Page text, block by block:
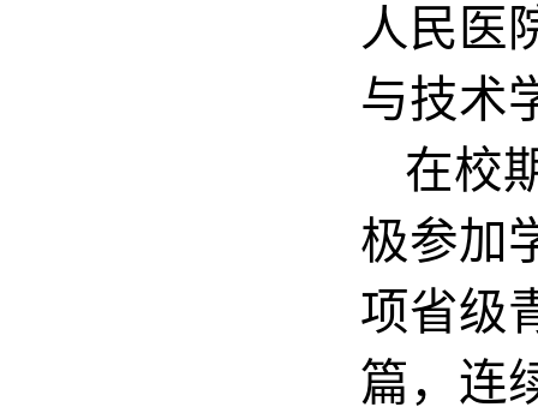
人民医
与技术
在校
极参加
项省级
篇，连